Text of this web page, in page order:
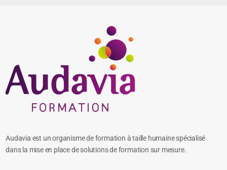
Audavia est un organisme de formation à taille humaine spécialisé
dans la mise en place de solutions de formation sur mesure.